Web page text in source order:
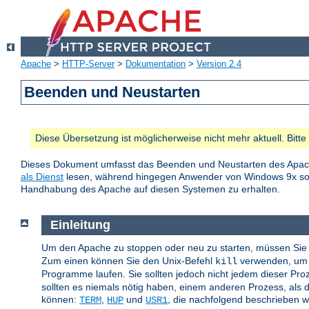
Apache > HTTP-Server> Dokumentation > Version 2.4
Beenden und Neustarten
Diese Übersetzung ist möglicherweise nicht mehr aktuell.
Dieses Dokument umfasst das Beenden und Neustarten des
als Dienst lesen, während hingegen Anwender von Windows 9x
Handhabung des Apache auf diesen Systemen zu erhalten.
Einleitung
Um den Apache zu stoppen oder neu zu starten, müssen
Zum einen können Sie den Unix-Befehl kill verwenden,
Programme laufen. Sie sollten jedoch nicht jedem dieser
sollten es niemals nötig haben, einem anderen Prozess, als
können: TERM HUP und USR1 , die nachfolgend beschrieben